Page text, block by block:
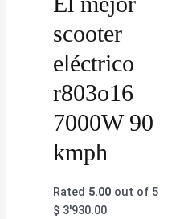
scooter
eléctrico
r803o16
7000W 90
kmph
Rated 5.00 out of 5
$ 3'930.00